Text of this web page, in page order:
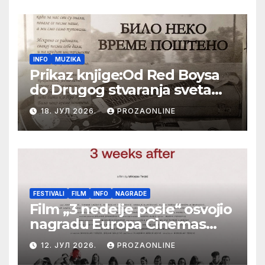
INFO MUZIKA
Prikaz knjige:Od Red Boysa
do Drugog stvaranja sveta
(bilo neko vreme pošteno)
(autor- Zlatomira Sremca,
Botoš 2022. godine,
samizdat)
18. ЈУЛ 2026. PROZAONLINE
FESTIVALI FILM INFO NAGRADE
Film „3 nedelje posle“ osvojio
nagradu Europa Cinemas
Label na Filmskom festivalu
u Karlovim Varima
12. ЈУЛ 2026. PROZAONLINE